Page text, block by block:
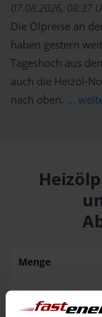
07.08.2026, 08:37
Die Ölpreise an
haben gestern
Tageshoch aus
auch die Heizöl-
nach oben. ...
Menge
1.000 Liter